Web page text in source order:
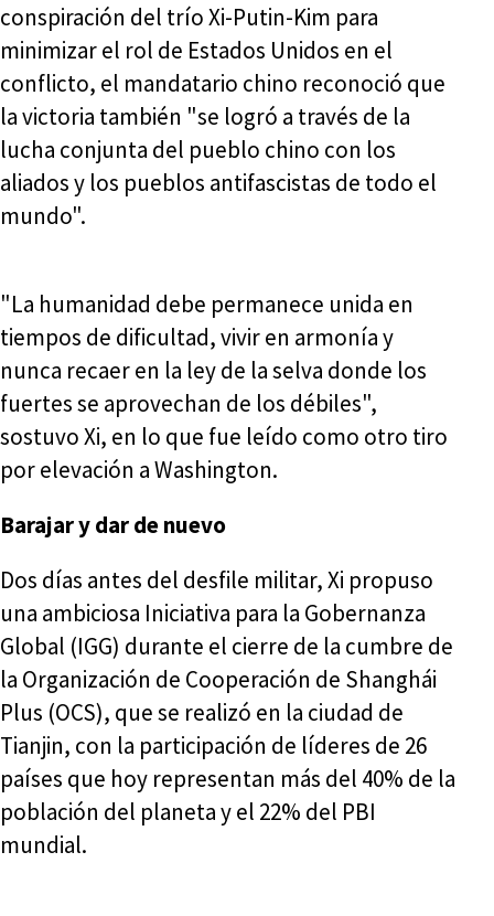
conspiración del trío Xi-Putin-Kim para
minimizar el rol de Estados Unidos en el
conflicto, el mandatario chino reconoció que
la victoria también "se logró a través de la
lucha conjunta del pueblo chino con los
aliados y los pueblos antifascistas de todo el
mundo".
"La humanidad debe permanece unida en
tiempos de dificultad, vivir en armonía y
nunca recaer en la ley de la selva donde los
fuertes se aprovechan de los débiles",
sostuvo Xi, en lo que fue leído como otro tiro
por elevación a Washington.
Barajar y dar de nuevo
Dos días antes del desfile militar, Xi propuso
una ambiciosa Iniciativa para la Gobernanza
Global (IGG) durante el cierre de la cumbre de
la Organización de Cooperación de Shanghái
Plus (OCS), que se realizó en la ciudad de
Tianjin, con la participación de líderes de 26
países que hoy representan más del 40% de la
población del planeta y el 22% del PBI
mundial.